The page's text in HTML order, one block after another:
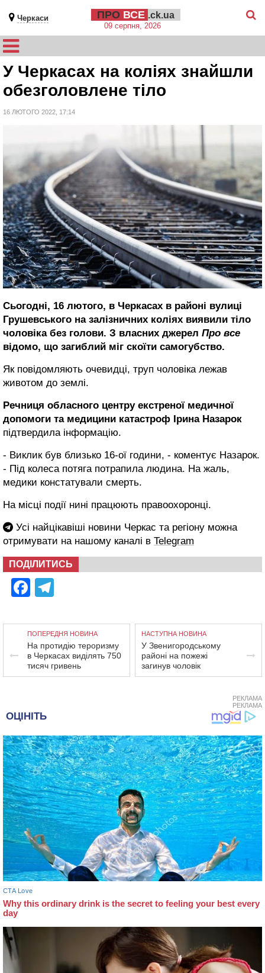
Черкаси ПРО ВСЕ .ck.ua
09 серпня, 2026
У Черкасах на коліях знайшли
обезголовлене тіло
16 ЛЮТОГО 2022, 17:14
Сьогодні, 16 лютого, в Черкасах в районі вулиці
Грушевського на залізничних коліях виявили тіло
чоловіка без голови. З власних джерел Про все
відомо, що загиблий міг скоїти самогубство.
Як повідомляють очевидці, труп чоловіка лежав
животом до землі.
Речниця обласного центру екстреної медичної
допомоги та медицини катастроф Ірина Назарок
підтвердила інформацію.
- Виклик був близько 16-ої години, - коментує Назарок.
- Під колеса потяга потрапила людина. На жаль,
медики констатували смерть.
На місці події нині працюють правоохоронці.
Усі найцікавіші новини Черкас та регіону можна
отримувати на нашому каналі в Telegram
ПОДІЛИТИСЬ
Facebook
ПОПЕРЕДНЯ НОВИНА
На протидію тероризму
в Черкасах виділять 750
тисяч гривень
НАСТУПНА НОВИНА
У Звенигородському
районі на пожежі
загинув чоловік
РЕКЛАМА
РЕКЛАМА